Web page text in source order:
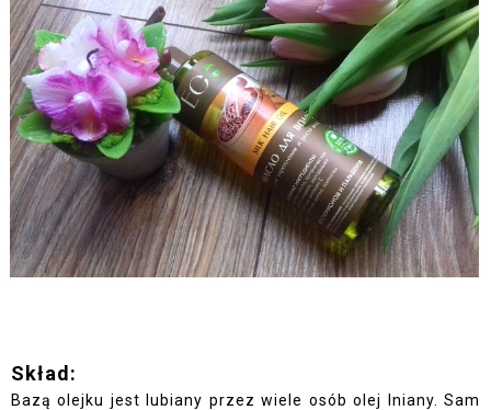
Skład:
Bazą olejku jest lubiany przez wiele osób olej lniany. Sam